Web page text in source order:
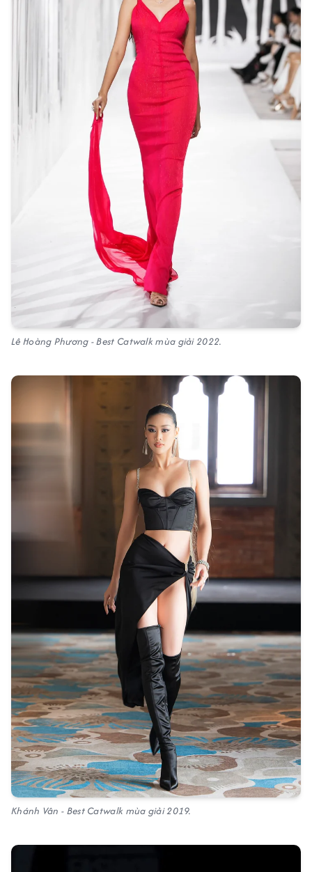
Lê Hoàng Phương - Best Catwalk mùa giải 2022.
Khánh Vân - Best Catwalk mùa giải 2019.